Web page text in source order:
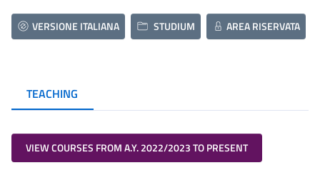
VERSIONE ITALIANA STUDIUM AREA RISERVATA
TEACHING
VIEW COURSES FROM A.Y. 2022/2023 TO PRESENT